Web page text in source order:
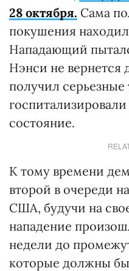
28 октября. Сама
покушения
Нападающий
Нэнси не
получил
состояние.
К тому времени
второй в очереди
США, будучи на
нападение
недели до
которые должны